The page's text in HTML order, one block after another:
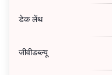
डेक लेंथ
जीवीडब्ल्यू